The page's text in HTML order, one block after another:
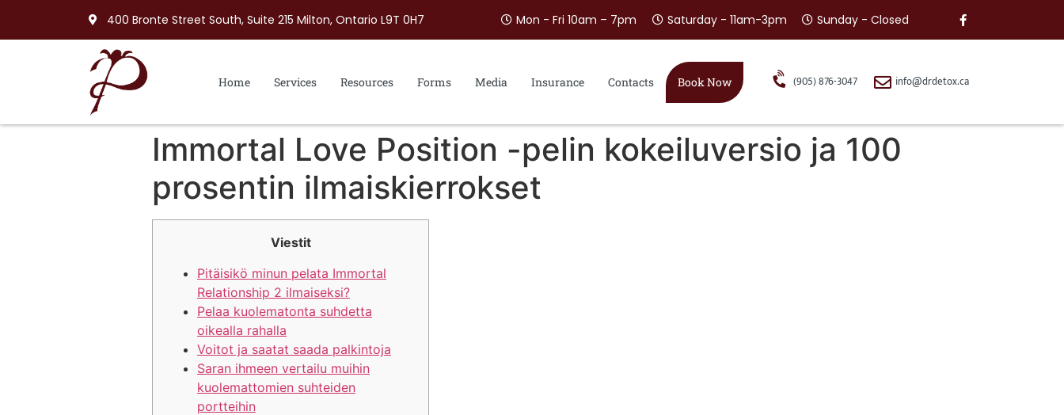
400 Bronte Street South, Suite 215 Milton, Ontario L9T 0H7 Mon - Fri 10am – 7pm Saturday - 11am-3pm Sunday - Closed
Home Services Resources Forms Media Insurance Contacts Book Now (905) 876-3047 info@drdetox.ca
Immortal Love Position -pelin kokeiluversio ja 100
prosentin ilmaiskierrokset
Viestit
Pitäisikö minun pelata Immortal
Relationship 2 ilmaiseksi?
Pelaa kuolematonta suhdetta
oikealla rahalla
Voitot ja saatat saada palkintoja
Saran ihmeen vertailu muihin
kuolemattomien suhteiden
portteihin